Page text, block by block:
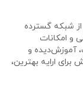
شبکه گسترده
و امکانات
آموزش‌دیده و
برای ارایه بهترین،